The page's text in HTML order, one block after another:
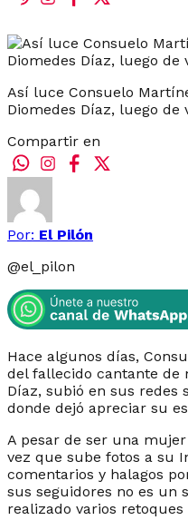
Así luce Consuelo
Diomedes Díaz, luego de
Compartir en
Por: El Pilón
@el_pilon
Hace algunos días,
del fallecido cantante de
Díaz, subió en sus redes
donde dejó apreciar su
A pesar de ser una
vez que sube fotos a su
comentarios y halagos
sus seguidores no es un
realizado varios retoques